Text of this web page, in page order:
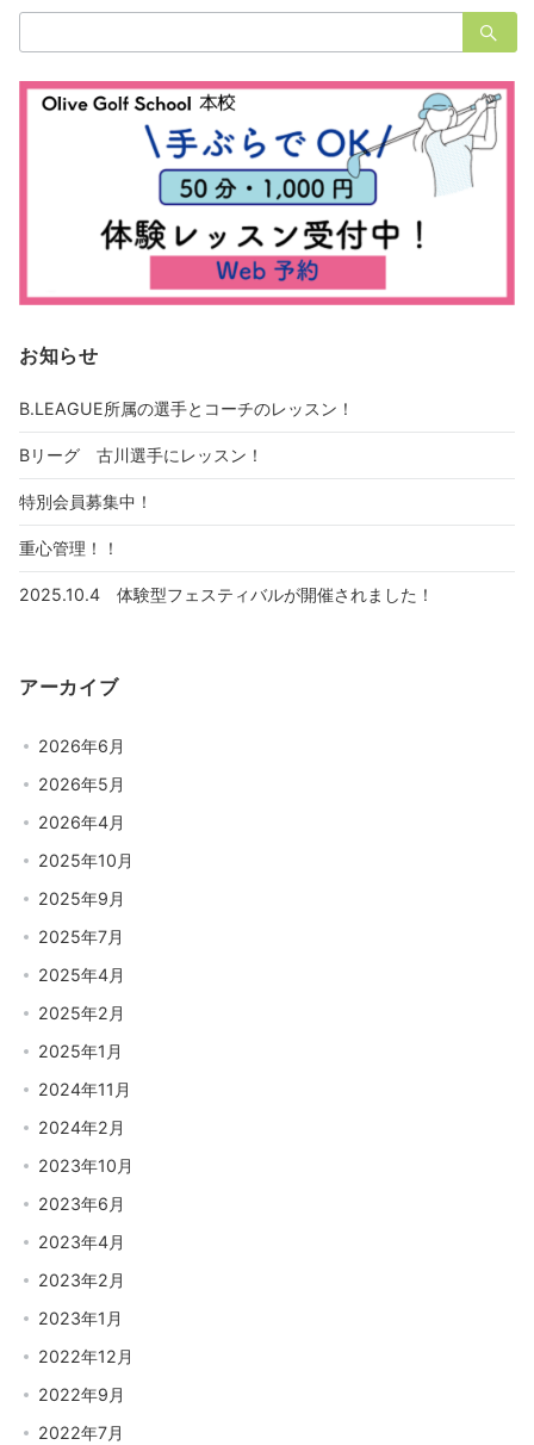
索：
お知らせ
B.LEAGUE所属の選手とコーチのレッスン！
Bリーグ 古川選手にレッスン！
特別会員募集中！
重心管理！！
2025.10.4 体験型フェスティバルが開催されました！
アーカイブ
2026年6月
2026年5月
2026年4月
2025年10月
2025年9月
2025年7月
2025年4月
2025年2月
2025年1月
2024年11月
2024年2月
2023年10月
2023年6月
2023年4月
2023年2月
2023年1月
2022年12月
2022年9月
2022年7月